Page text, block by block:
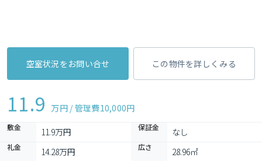
空室状況をお問い合せ この物件を詳しくみる
11.9 万円 / 管理費10,000円
敷金 11.9万円 保証金 なし
礼金 14.28万円 広さ 28.96㎡